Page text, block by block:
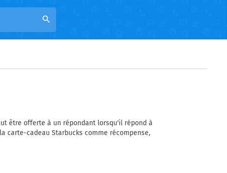
search
être offerte à un répondant lorsqu'il répond à
carte-cadeau Starbucks comme récompense,